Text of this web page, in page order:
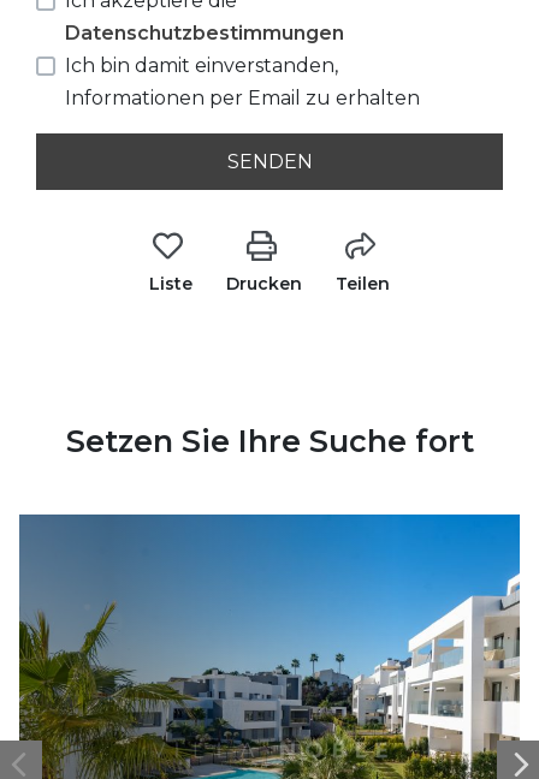
Datenschutzbestimmungen
Ich bin damit einverstanden,
Informationen per Email zu erhalten
SENDEN
Liste Drucken Teilen
Setzen Sie Ihre Suche fort